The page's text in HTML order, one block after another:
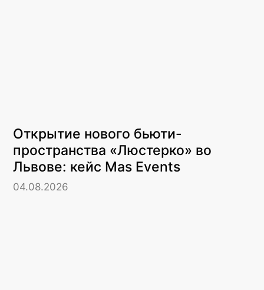
Открытие нового бьюти-
пространства «Люстерко» во
Львове: кейс Mas Events
04.08.2026